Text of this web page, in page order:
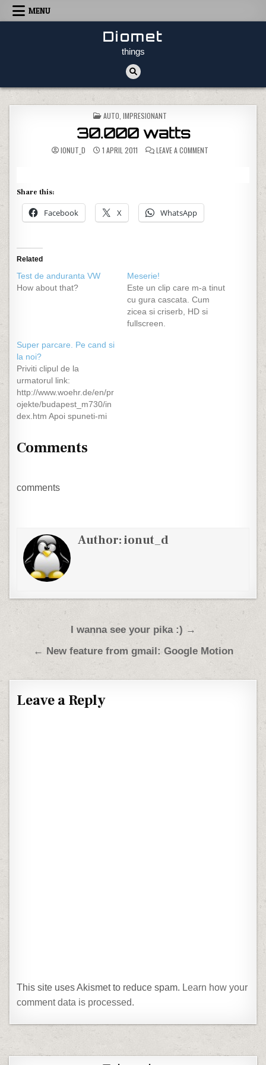
Skip to content
MENU
Diomet
things
POSTED IN
AUTO IMPRESIONANT
30.000 watts
IONUT_D 1 APRIL 2011 LEAVE A COMMENT
Share this:
Facebook X WhatsApp
Related
Test de anduranta VW
How about that?
Meserie!
Este un clip care m-a tinut
cu gura cascata. Cum
zicea si criserb, HD si
fullscreen.
Super parcare. Pe cand si
la noi?
Priviti clipul de la
urmatorul link:
http://www.woehr.de/en/pr
ojekte/budapest_m730/in
dex.htm Apoi spuneti-mi
un ochi si pe site-ul lor sa
pot sa faca. Site-ul aici.
Comments
comments
Author:ionut_d
Post navigationI wanna see your pika :) →
← New feature from gmail: Google Motion
Leave a Reply
This site uses Akismet to reduce spam. Learn how your
comment data is processed.